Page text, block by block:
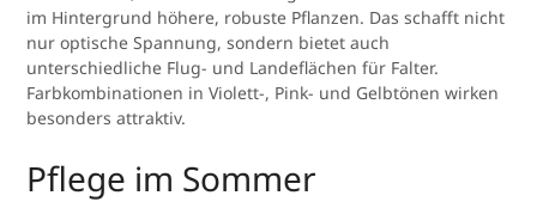
im Hintergrund höhere, robuste Pflanzen. Das schafft nicht
nur optische Spannung, sondern bietet auch
unterschiedliche Flug- und Landeflächen für Falter.
Farbkombinationen in Violett-, Pink- und Gelbtönen wirken
besonders attraktiv.
Pflege im Sommer